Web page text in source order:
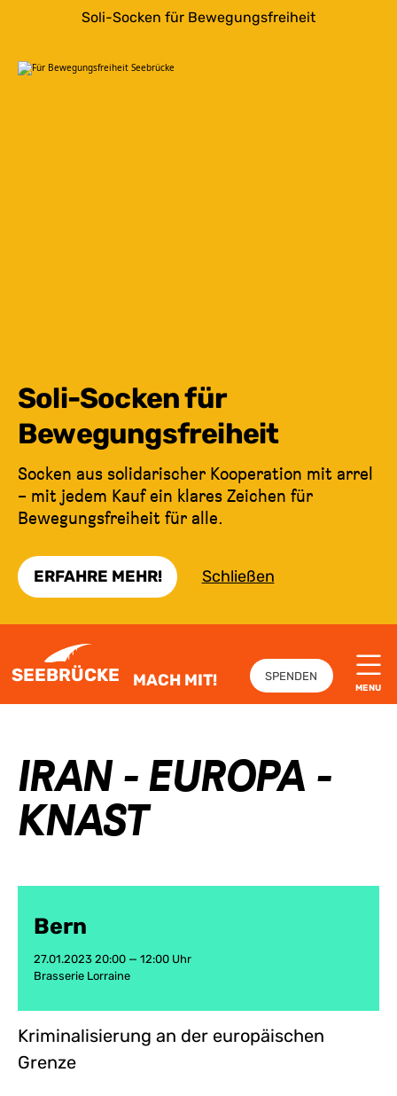
Soli-Socken für Bewegungsfreiheit
Soli-Socken für
Bewegungsfreiheit
Socken aus solidarischer Kooperation mit arrel
– mit jedem Kauf ein klares Zeichen für
Bewegungsfreiheit für alle.
ERFAHRE MEHR! Schließen
SEEBRÜCKE MACH MIT! SPENDEN
MENU
IRAN - EUROPA -
KNAST
Bern
27.01.2023 20:00 — 12:00 Uhr
Brasserie Lorraine
Kriminalisierung an der europäischen
Grenze